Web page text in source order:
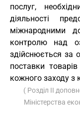
послуг,
діяльності
міжнародними
контролю над
здійснюється за
поставки
кожного заходу
( Розділ II
Міністерства